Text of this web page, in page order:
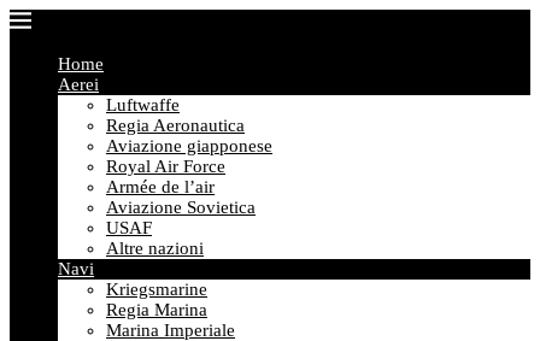
Home
Aerei
Luftwaffe
Regia Aeronautica
Aviazione giapponese
Royal Air Force
Armée de l’air
Aviazione Sovietica
USAF
Altre nazioni
Navi
Kriegsmarine
Regia Marina
Marina Imperiale